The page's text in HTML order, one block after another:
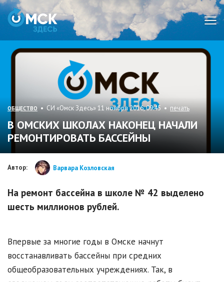
ОБЩЕСТВО • СИ «Омск Здесь» 11 ноября 2016, 09:45 • печать
В ОМСКИХ ШКОЛАХ НАКОНЕЦ НАЧАЛИ
РЕМОНТИРОВАТЬ БАССЕЙНЫ
Автор: Варвара Козловская
На ремонт бассейна в школе № 42 выделено
шесть миллионов рублей.
Впервые за многие годы в Омске начнут
восстанавливать бассейны при средних
общеобразовательных учреждениях. Так, в